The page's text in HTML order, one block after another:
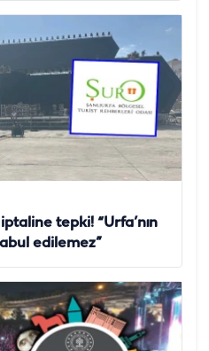
tepki! “Urfa’nın
edilemez”